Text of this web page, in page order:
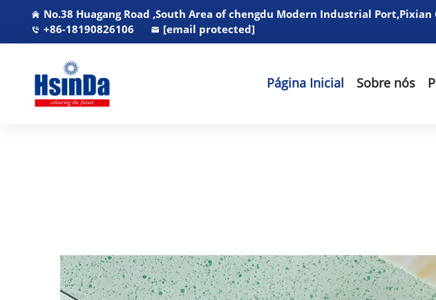
No.38 Huagang Road ,South Area of chengdu Modern Industrial Port,Pixian
+86-18190826106
[email protected]
Página Inicial Sobre nós